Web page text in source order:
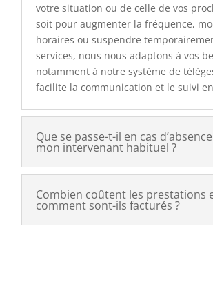
votre situation ou de celle de vos
soit pour augmenter la fréquence,
horaires ou suspendre
services, nous nous adaptons à vos
notamment à notre système de
facilite la communication et le suivi
Que se passe-t-il en cas
mon intervenant habituel ?
Combien coûtent les prestations
comment sont-ils facturés ?